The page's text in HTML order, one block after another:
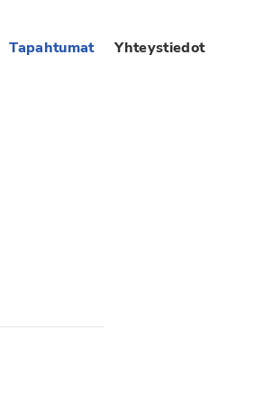
Tapahtumat Yhteystiedot